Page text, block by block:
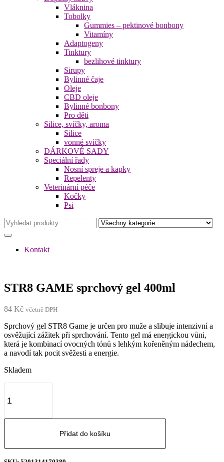
Vláknina
Tobolky
Gummies – pektinové bonbony
Vitamíny
Adaptogeny
Tinktury
bezlihové tinktury
Sirupy
Bylinné čaje
Oleje
CBD oleje
Bylinné bonbony
Pro děti
Silice, svíčky, aroma
Silice
vonné svíčky
DÁRKOVÉ SADY
Speciální řady
Nosní spreje a kapky
Repelenty
Veterinární péče
Kočky
Psi
Kontakt
STR8 GAME sprchový gel 400ml
84 Kč včetně DPH
Sprchový gel STR8 Game je určen pro muže a slibuje intenzivní a
osvěžující zážitek při sprchování. Tento gel má energickou vůni,
která je kombinací ovocných tónů s lehkým kořeněným nádechem,
a navodí tak pocit svěžesti a energie.
Skladem
sprchový
400ml
Přidat do košíku